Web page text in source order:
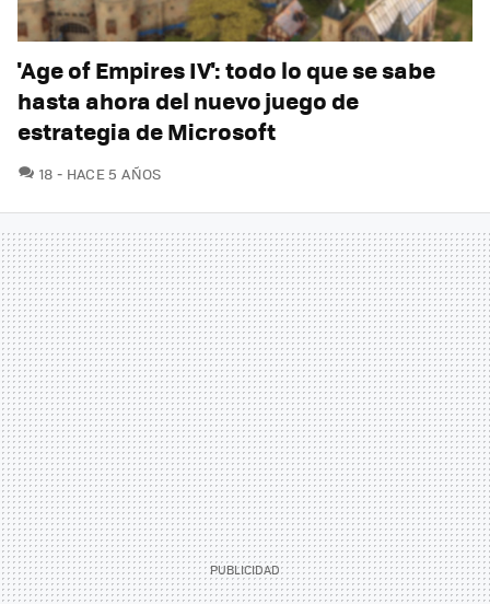
'Age of Empires IV': todo lo que se sabe
hasta ahora del nuevo juego de
estrategia de Microsoft
18 COMENTARIOS
HACE 5 AÑOS